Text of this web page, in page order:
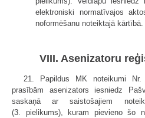
elektroniski normatīvajos
noformēšanu noteiktajā kārtībā.
VIII. Asenizatoru
21. Papildus MK noteikumi Nr.
prasībām asenizators iesniedz
saskaņā ar saistošajiem
(3. pielikums), kuram pievieno šo